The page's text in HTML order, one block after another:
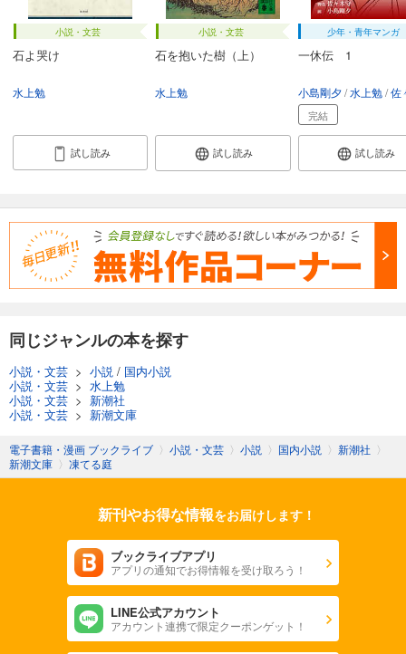
小説・文芸
石よ哭け
水上勉
試し読み
小説・文芸
石を抱いた樹（上）
水上勉
試し読み
少年・青年マンガ
一休伝 1
小島剛夕 水上勉 佐々
完結
試し読み
同じジャンルの本を探す
小説・文芸 > 小説 / 国内小説
小説・文芸 > 水上勉
小説・文芸 > 新潮社
小説・文芸 > 新潮文庫
電子書籍・漫画 ブックライブ 〉 小説・文芸 〉 小説 〉 国内小説 〉 新潮社 〉
新潮文庫 〉 凍てる庭
新刊やお得な情報をお届けします！
ブックライブアプリ
アプリの通知でお得情報を受け取ろう！
LINE公式アカウント
アカウント連携で限定クーポンゲット！